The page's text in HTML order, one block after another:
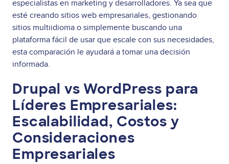
especialistas en marketing y desarrolladores. Ya sea que
esté creando sitios web empresariales, gestionando
sitios multiidioma o simplemente buscando una
plataforma fácil de usar que escale con sus necesidades,
esta comparación le ayudará a tomar una decisión
informada.
Drupal vs WordPress para
Líderes Empresariales:
Escalabilidad, Costos y
Consideraciones
Empresariales